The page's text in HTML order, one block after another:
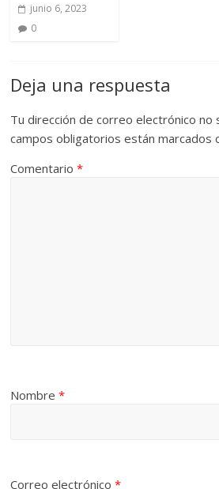
junio 6, 2023
0
Deja una respuesta
Tu dirección de correo electrónico no
campos obligatorios están marcados
Comentario*
Nombre*
Correo electrónico*